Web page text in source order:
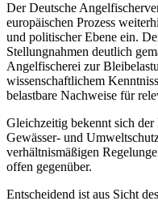
Der Deutsche
europäischen Prozess
und politischer Ebene ein.
Stellungnahmen deutlich
Angelfischerei zur
wissenschaftlichem
belastbare Nachweise für
Gleichzeitig bekennt sich
Gewässer‑ und
verhältnismäßigen
offen gegenüber.
Entscheidend ist aus Sicht